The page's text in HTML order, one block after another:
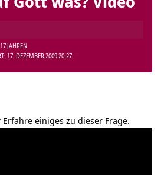
17. DEZEMBER 2009 20:27
JAHREN
Erfahre einiges zu dieser Frage.